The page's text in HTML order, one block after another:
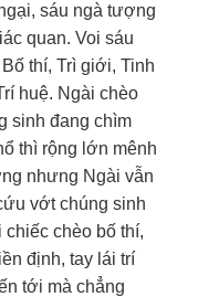
sáu ngà tượng
quan. Voi sáu
thí, Trì giới, Tinh
huệ. Ngài chèo
sinh đang chìm
thì rộng lớn mênh
nhưng Ngài vẫn
vớt chúng sinh
chèo bố thí,
định, tay lái trí
tới mà chẳng